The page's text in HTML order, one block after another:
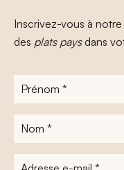
Inscrivez-vous à
des plats paysdans
Prénom
Nom
Adresse